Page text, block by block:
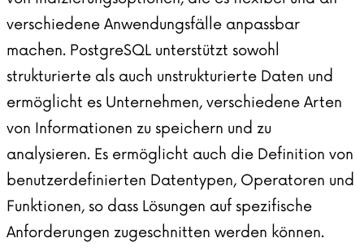
verschiedene Anwendungsfälle anpassbar
machen. PostgreSQL unterstützt sowohl
strukturierte als auch unstrukturierte Daten und
ermöglicht es Unternehmen, verschiedene Arten
von Informationen zu speichern und zu
analysieren. Es ermöglicht auch die Definition von
benutzerdefinierten Datentypen, Operatoren und
Funktionen, so dass Lösungen auf spezifische
Anforderungen zugeschnitten werden können.